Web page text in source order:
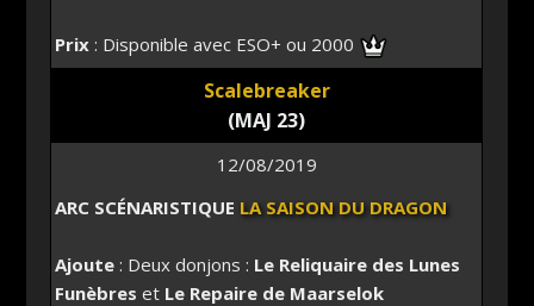
Prix: Disponible avec ESO+ ou 2000
Scalebreaker
(MAJ 23)
12/08/2019
ARC SCÉNARISTIQUE LA SAISON DU DRAGON
Ajoute: Deux donjons : Le Reliquaire des Lunes
Funèbreset Le Repaire de Maarselok